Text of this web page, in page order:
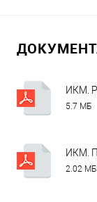
ИКМ.
5.7 МБ
ИКМ.
2.02 МБ